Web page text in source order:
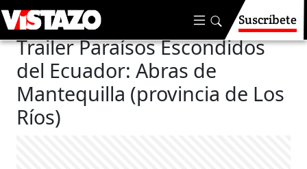
Suscríbete
Nuestras Aventuras
Trailer Paraísos Escondidos
del Ecuador: Abras de
Mantequilla (provincia de Los
Ríos)